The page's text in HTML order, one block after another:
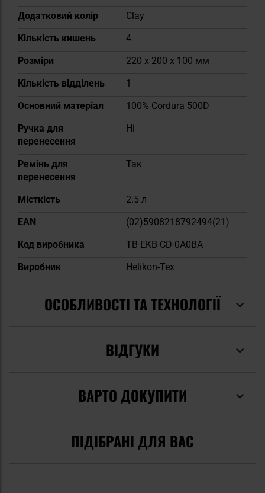
Додатковий колір
Clay
Кількість кишень
4
Розміри
220 x 200 x 100 мм
Кількість відділень
1
Основний матеріал
100% Cordura 500D
Ручка для
перенесення
Ні
Ремінь для
перенесення
Так
Місткість
2.5 л
EAN
(02)5908218792494(21)
Код виробника
TB-EKB-CD-0A0BA
Виробник
Helikon-Tex
ОСОБЛИВОСТІ ТА ТЕХНОЛОГІЇ
ВІДГУКИ
ВАРТО ДОКУПИТИ
ПІДІБРАНІ ДЛЯ ВАС